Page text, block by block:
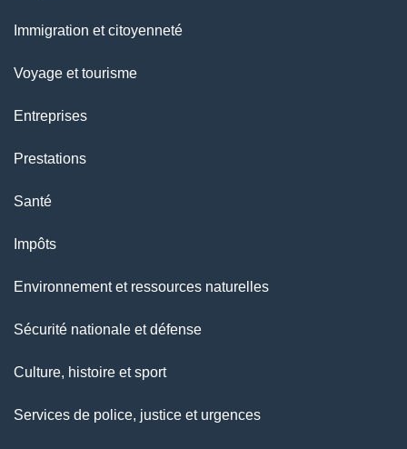
sujets
Immigration et citoyenneté
Voyage et tourisme
Entreprises
Prestations
Santé
Impôts
Environnement et ressources naturelles
Sécurité nationale et défense
Culture, histoire et sport
Services de police, justice et urgences